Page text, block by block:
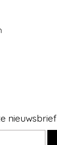
nieuwsbrief